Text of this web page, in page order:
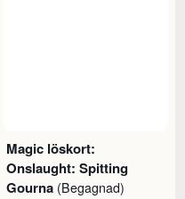
Magic löskort:
Onslaught: Spitting
Gourna (Begagnad)